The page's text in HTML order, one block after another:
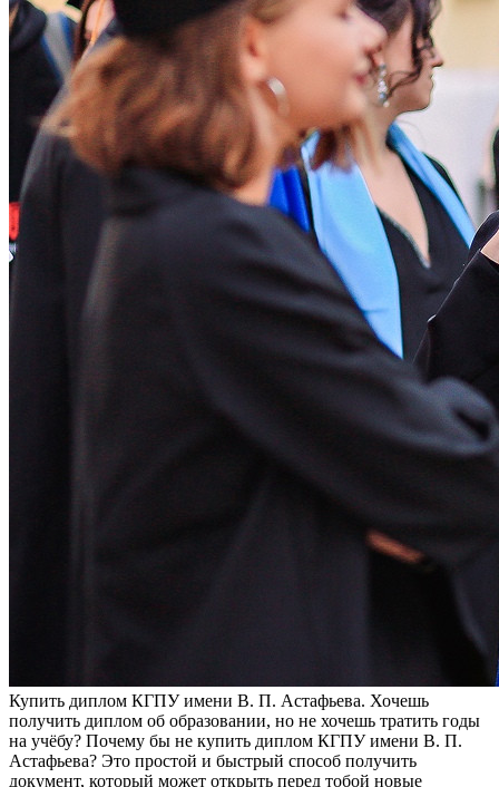
Купить диплoм КГПУ имeни В. П. Aстaфьeвa. Хочешь
получить диплом об образовании, но не хочешь тратить годы
на учёбу? Почему бы не купить диплом КГПУ имени В. П.
Астафьева? Это простой и быстрый способ получить
документ, который может открыть перед тобой новые